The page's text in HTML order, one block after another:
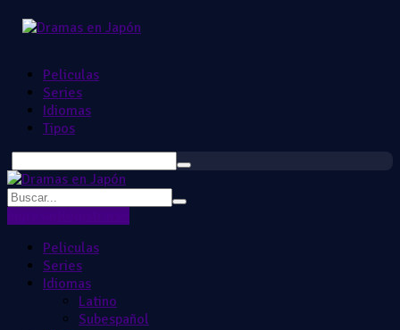
Peliculas
Series
Idiomas
Tipos
Peliculas
Series
Idiomas
Latino
Subespañol